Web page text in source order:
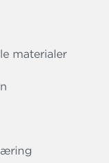
materialer